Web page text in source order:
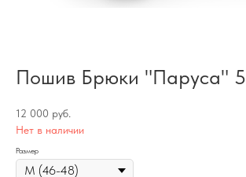
Пошив Брюки "Паруса" 5
12 000 руб.
Нет в наличии
Размер